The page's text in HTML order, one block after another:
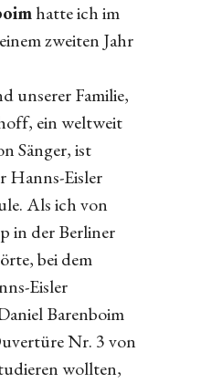
hatte ich im
zweiten Jahr
unserer Familie,
ein weltweit
Sänger, ist
Hanns-Eisler
Als ich von
in der Berliner
bei dem
Eisler
Barenboim
Nr. 3 von
wollten,